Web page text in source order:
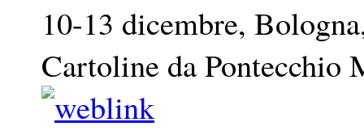
10-13 dicembre,
Cartoline da Pontecchio